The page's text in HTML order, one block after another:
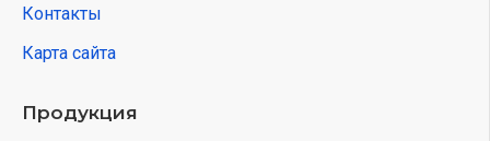
Контакты
Карта сайта
Продукция